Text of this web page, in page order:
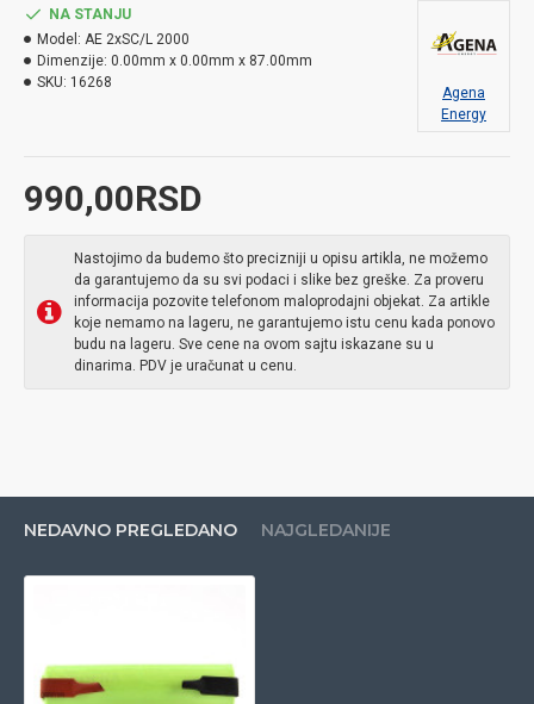
990,00RSD
NA STANJU
Model: AE 2xSC/L 2000
Dimenzije: 0.00mm x 0.00mm x 87.00mm
SKU: 16268
Agena
Energy
Nastojimo da budemo što precizniji u opisu artikla, ne možemo
da garantujemo da su svi podaci i slike bez greške. Za proveru
informacija pozovite telefonom maloprodajni objekat. Za artikle
koje nemamo na lageru, ne garantujemo istu cenu kada ponovo
budu na lageru. Sve cene na ovom sajtu iskazane su u
dinarima. PDV je uračunat u cenu.
NEDAVNO PREGLEDANO NAJGLEDANIJE